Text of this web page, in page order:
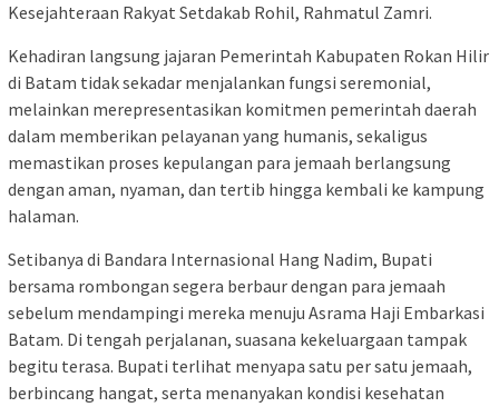
Kesejahteraan Rakyat Setdakab Rohil, Rahmatul Zamri.
Kehadiran langsung jajaran Pemerintah Kabupaten Rokan Hilir
di Batam tidak sekadar menjalankan fungsi seremonial,
melainkan merepresentasikan komitmen pemerintah daerah
dalam memberikan pelayanan yang humanis, sekaligus
memastikan proses kepulangan para jemaah berlangsung
dengan aman, nyaman, dan tertib hingga kembali ke kampung
halaman.
Setibanya di Bandara Internasional Hang Nadim, Bupati
bersama rombongan segera berbaur dengan para jemaah
sebelum mendampingi mereka menuju Asrama Haji Embarkasi
Batam. Di tengah perjalanan, suasana kekeluargaan tampak
begitu terasa. Bupati terlihat menyapa satu per satu jemaah,
berbincang hangat, serta menanyakan kondisi kesehatan